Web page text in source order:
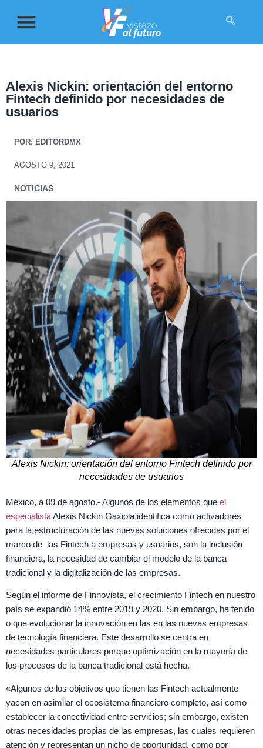
Alexis Nickin: orientación del entorno
Fintech definido por necesidades de
usuarios
POR: EDITORDMX
AGOSTO 9, 2021
NOTICIAS
Alexis Nickin: orientación del entorno Fintech definido por
necesidades de usuarios
México, a 09 de agosto.- Algunos de los elementos que el
especialistaAlexis Nickin Gaxiola identifica como activadores
para la estructuración de las nuevas soluciones ofrecidas por el
marco de
las Fintech a empresas y usuarios, son la inclusión
financiera, la necesidad de cambiar el modelo de la banca
tradicional y la digitalización de las empresas.
Según el informe de Finnovista, el crecimiento Fintech en nuestro
país se expandió 14% entre 2019 y 2020. Sin embargo, ha tenido
o que evolucionar la innovación en las en las nuevas empresas
de tecnología financiera. Este desarrollo se centra en
necesidades particulares porque optimización en la mayoría de
los procesos de la banca tradicional está hecha.
«Algunos de los objetivos que tienen las Fintech actualmente
yacen en asimilar el ecosistema financiero completo, así como
establecer la conectividad entre servicios; sin embargo, existen
otras necesidades propias de las empresas, las cuales requieren
atención y representan un nicho de oportunidad, como por